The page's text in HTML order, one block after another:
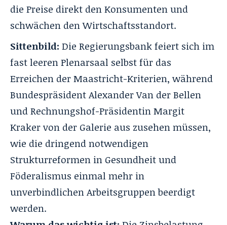
die Preise direkt den Konsumenten und
schwächen den Wirtschaftsstandort.
Sittenbild: Die Regierungsbank feiert sich im
fast leeren Plenarsaal selbst für das
Erreichen der Maastricht-Kriterien, während
Bundespräsident Alexander Van der Bellen
und Rechnungshof-Präsidentin Margit
Kraker von der Galerie aus zusehen müssen,
wie die dringend notwendigen
Strukturreformen in Gesundheit und
Föderalismus einmal mehr in
unverbindlichen Arbeitsgruppen beerdigt
werden.